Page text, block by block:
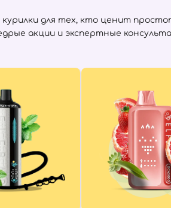
для тех, кто ценит
акции и экспертные